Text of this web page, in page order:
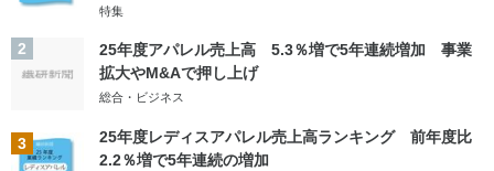
特集
2
25年度アパレル売上高 5.3％増で5年連続増加 事業
拡大やM&Aで押し上げ
総合・ビジネス
3
25年度レディスアパレル売上高ランキング 前年度比
2.2％増で5年連続の増加